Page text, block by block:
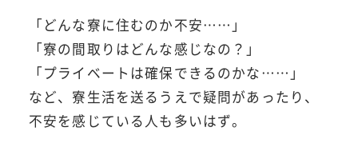
「どんな寮に住むのか不安……」
「寮の間取りはどんな感じなの？」
「プライベートは確保できるのかな……」
など、寮生活を送るうえで疑問があったり、
不安を感じている人も多いはず。